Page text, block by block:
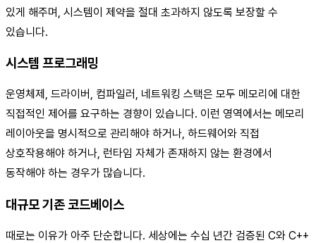
있게 해주며, 시스템이 제약을 절대 초과하지 않도록 보장할 수
있습니다.
시스템 프로그래밍
운영체제, 드라이버, 컴파일러, 네트워킹 스택은 모두 메모리에 대한
직접적인 제어를 요구하는 경향이 있습니다. 이런 영역에서는 메모리
레이아웃을 명시적으로 관리해야 하거나, 하드웨어와 직접
상호작용해야 하거나, 런타임 자체가 존재하지 않는 환경에서
동작해야 하는 경우가 많습니다.
대규모 기존 코드베이스
때로는 이유가 아주 단순합니다. 세상에는 수십 년간 검증된 C와 C++